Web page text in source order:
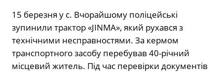
15 березня у с. Вчорайшому поліцейські
зупинили трактор «JINMA», який рухався з
технічними несправностями. За кермом
транспортного засобу перебував 40-річний
місцевий житель. Під час перевірки документів